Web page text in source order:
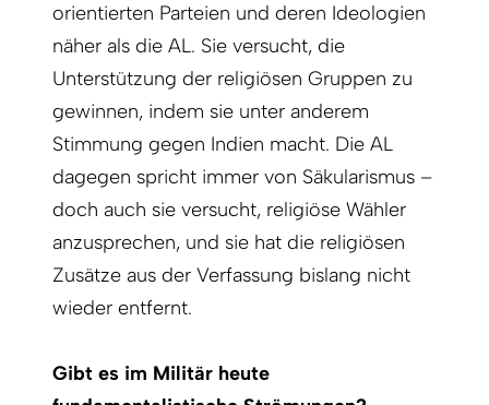
orientierten Parteien und deren Ideologien
näher als die AL. Sie versucht, die
Unterstützung der religiösen Gruppen zu
gewinnen, indem sie unter anderem
Stimmung gegen Indien macht. Die AL
dagegen spricht immer von Säkularismus –
doch auch sie versucht, religiöse Wähler
anzusprechen, und sie hat die religiösen
Zusätze aus der Verfassung bislang nicht
wieder entfernt.
Gibt es im Militär heute